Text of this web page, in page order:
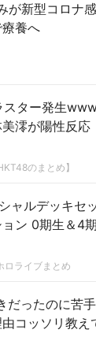
が新型コロナ
養へ
スター発生
澪が陽性反応
のまとめ】
ャルデッキセ
ン 0期生＆4
ロライブまとめ
だったのに苦
コッソリ教え